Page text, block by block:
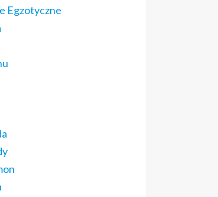
Egzotyczne